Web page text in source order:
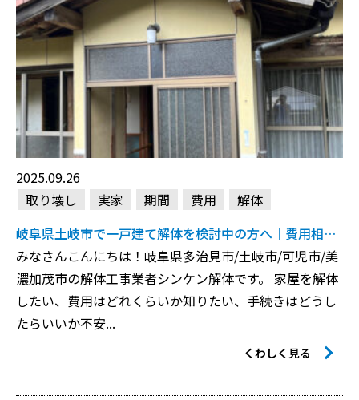
2025.09.26
取り壊し
実家 期間 費用
解体
岐阜県土岐市で一戸建て解体を検討中の方へ｜費用相場・業者選び完全ガイド
みなさんこんにちは！岐阜県多治見市/土岐市/可児市/美
濃加茂市の解体工事業者シンケン解体です。 家屋を解体
したい、費用はどれくらいか知りたい、手続きはどうし
たらいいか不安――...
くわしく見る